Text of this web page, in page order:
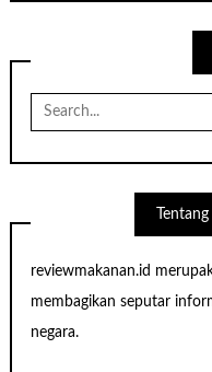
Search
for:
reviewmakanan.id
membagikan seputar
negara.